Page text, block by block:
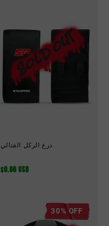
درع الركل القتالي
السعر
$0.00 USD
30% OFF